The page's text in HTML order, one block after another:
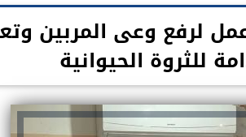
وعى المربين
للثروة الحيوانية
العلاج الحر
حدث بمستشفيات جامعة اسيوط....
فريق طبي بقسم الأنف والأذن